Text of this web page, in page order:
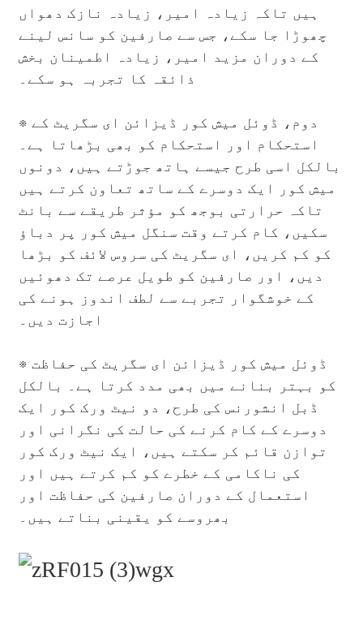
ہیں تاکہ زیادہ امیر، زیادہ نازک دھواں
چھوڑا جا سکے، جس سے صارفین کو سانس لینے
کے دوران مزید امیر، زیادہ اطمینان بخش
ذائقہ کا تجربہ ہو سکے۔
※ دوم، ڈوئل میش کور ڈیزائن ای سگریٹ کے
استحکام اور استحکام کو بھی بڑھاتا ہے۔
بالکل اسی طرح جیسے ہاتھ جوڑتے ہیں، دونوں
میش کور ایک دوسرے کے ساتھ تعاون کرتے ہیں
تاکہ حرارتی بوجھ کو مؤثر طریقے سے بانٹ
سکیں، کام کرتے وقت سنگل میش کور پر دباؤ
کو کم کریں، ای سگریٹ کی سروس لائف کو بڑھا
دیں، اور صارفین کو طویل عرصے تک دھوئیں
کے خوشگوار تجربے سے لطف اندوز ہونے کی
اجازت دیں۔
※ ڈوئل میش کور ڈیزائن ای سگریٹ کی حفاظت
کو بہتر بنانے میں بھی مدد کرتا ہے۔ بالکل
ڈبل انشورنس کی طرح، دو نیٹ ورک کور ایک
دوسرے کے کام کرنے کی حالت کی نگرانی اور
توازن قائم کر سکتے ہیں، ایک نیٹ ورک کور
کی ناکامی کے خطرے کو کم کرتے ہیں اور
استعمال کے دوران صارفین کی حفاظت اور
بھروسے کو یقینی بناتے ہیں۔